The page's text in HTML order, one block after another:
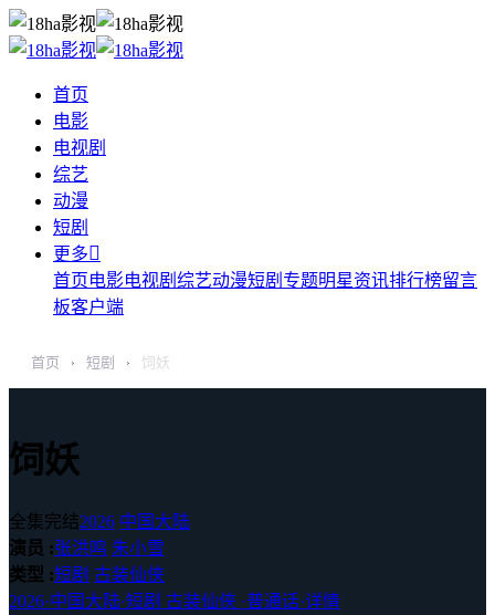
首页
电影
电视剧
综艺
动漫
短剧
更多
首页电影电视剧 综艺动漫短剧 专题明星资讯排行榜留言
板客户端
首页 › 短剧 › 饲妖
饲妖
全集完结2026 中国大陆
演员 :张洪鸣 朱小雪
类型 :短剧 古装仙侠
2026·中国大陆·短剧 古装仙侠 ·普通话·详情